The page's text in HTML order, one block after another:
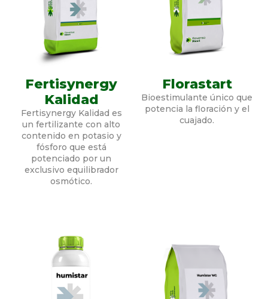
Fertisynergy
Kalidad
Fertisynergy Kalidad es
un fertilizante con alto
contenido en potasio y
fósforo que está
potenciado por un
exclusivo equilibrador
osmótico.
Florastart
Bioestimulante único que
potencia la floración y el
cuajado.